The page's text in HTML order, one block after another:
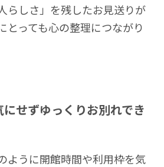
らしさ」を残したお見送りが
とっても心の整理につながり
せずゆっくりお別れでき
ように開館時間や利用枠を気